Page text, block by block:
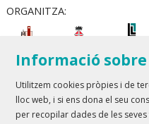
ORGANITZA:
Teatre Lloret de Mar| T
Informació
Utilitzem cookies pròpies i de
lloc web, i si ens dona el seu
per recopilar dades de les